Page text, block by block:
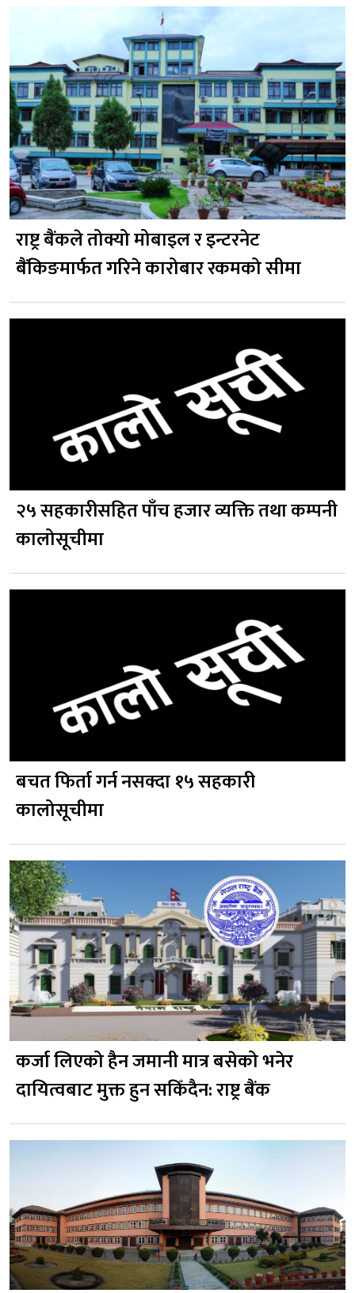
राष्ट्र बैंकले तोक्यो मोबाइल र इन्टरनेट
बैंकिङमार्फत गरिने कारोबार रकमको सीमा
२५ सहकारीसहित पाँच हजार व्यक्ति तथा कम्पनी
कालोसूचीमा
बचत फिर्ता गर्न नसक्दा १५ सहकारी
कालोसूचीमा
कर्जा लिएको हैन जमानी मात्र बसेको भनेर
दायित्वबाट मुक्त हुन सकिँदैन: राष्ट्र बैंक